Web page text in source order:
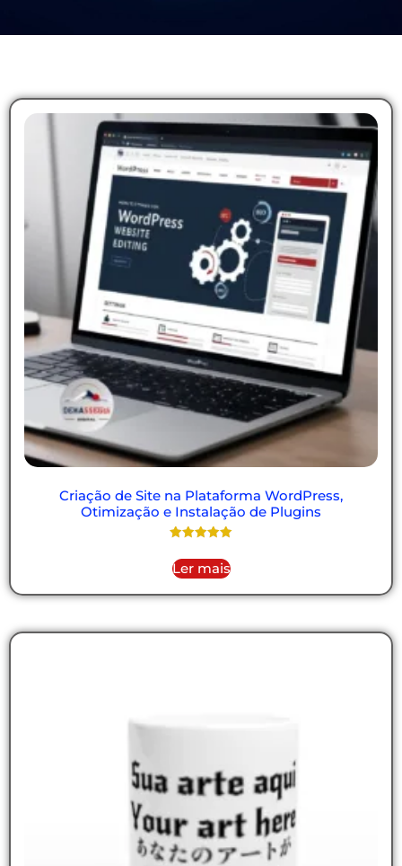
Criação de Site na Plataforma WordPress,
Otimização e Instalação de Plugins
5.00
de 5
Ler mais